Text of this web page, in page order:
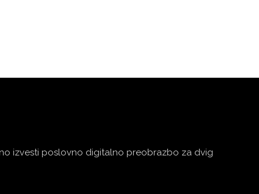
izvesti poslovno digitalno preobrazbo za dvig